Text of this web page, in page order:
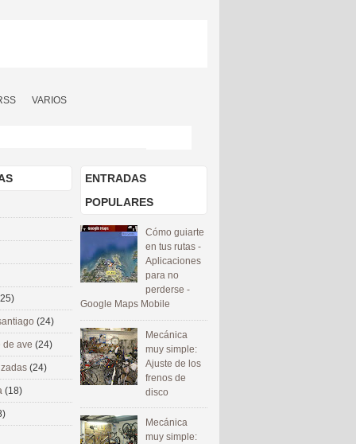
VARIOS
ENTRADAS
POPULARES
Cómo guiarte
en tus rutas -
Aplicaciones
para no
perderse -
Google Maps Mobile
Mecánica
muy simple:
Ajuste de los
frenos de
disco
Mecánica
muy simple:
(24)
de ave (24)
(24)
(18)